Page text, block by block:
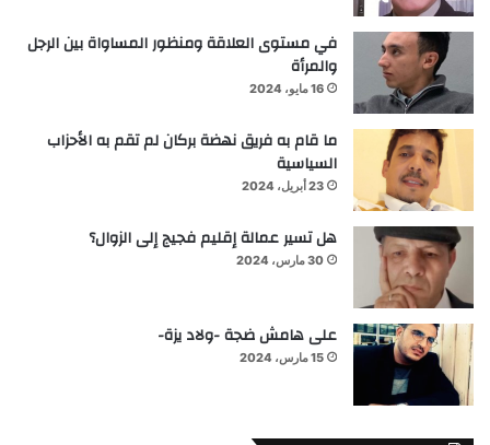
في مستوى العلاقة ومنظور المساواة بين الرجل
والمرأة
16 مايو، 2024
ما قام به فريق نهضة بركان لم تقم به الأحزاب
السياسية
23 أبريل، 2024
هل تسير عمالة إقليم فجيج إلى الزوال؟
30 مارس، 2024
على هامش ضجة -ولاد يزة-
15 مارس، 2024